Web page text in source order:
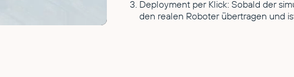
Deployment per Klick: Sobald der
den realen Roboter übertragen und